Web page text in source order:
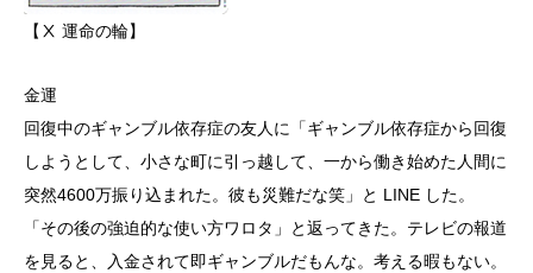
【Ⅹ 運命の輪】
金運
回復中のギャンブル依存症の友人に「ギャンブル依存症から回復
しようとして、小さな町に引っ越して、一から働き始めた人間に
突然4600万振り込まれた。彼も災難だな笑」と LINE した。
「その後の強迫的な使い方ワロタ」と返ってきた。テレビの報道
を見ると、入金されて即ギャンブルだもんな。考える暇もない。